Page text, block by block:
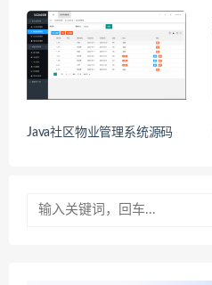
Java社区物业管理系统源码